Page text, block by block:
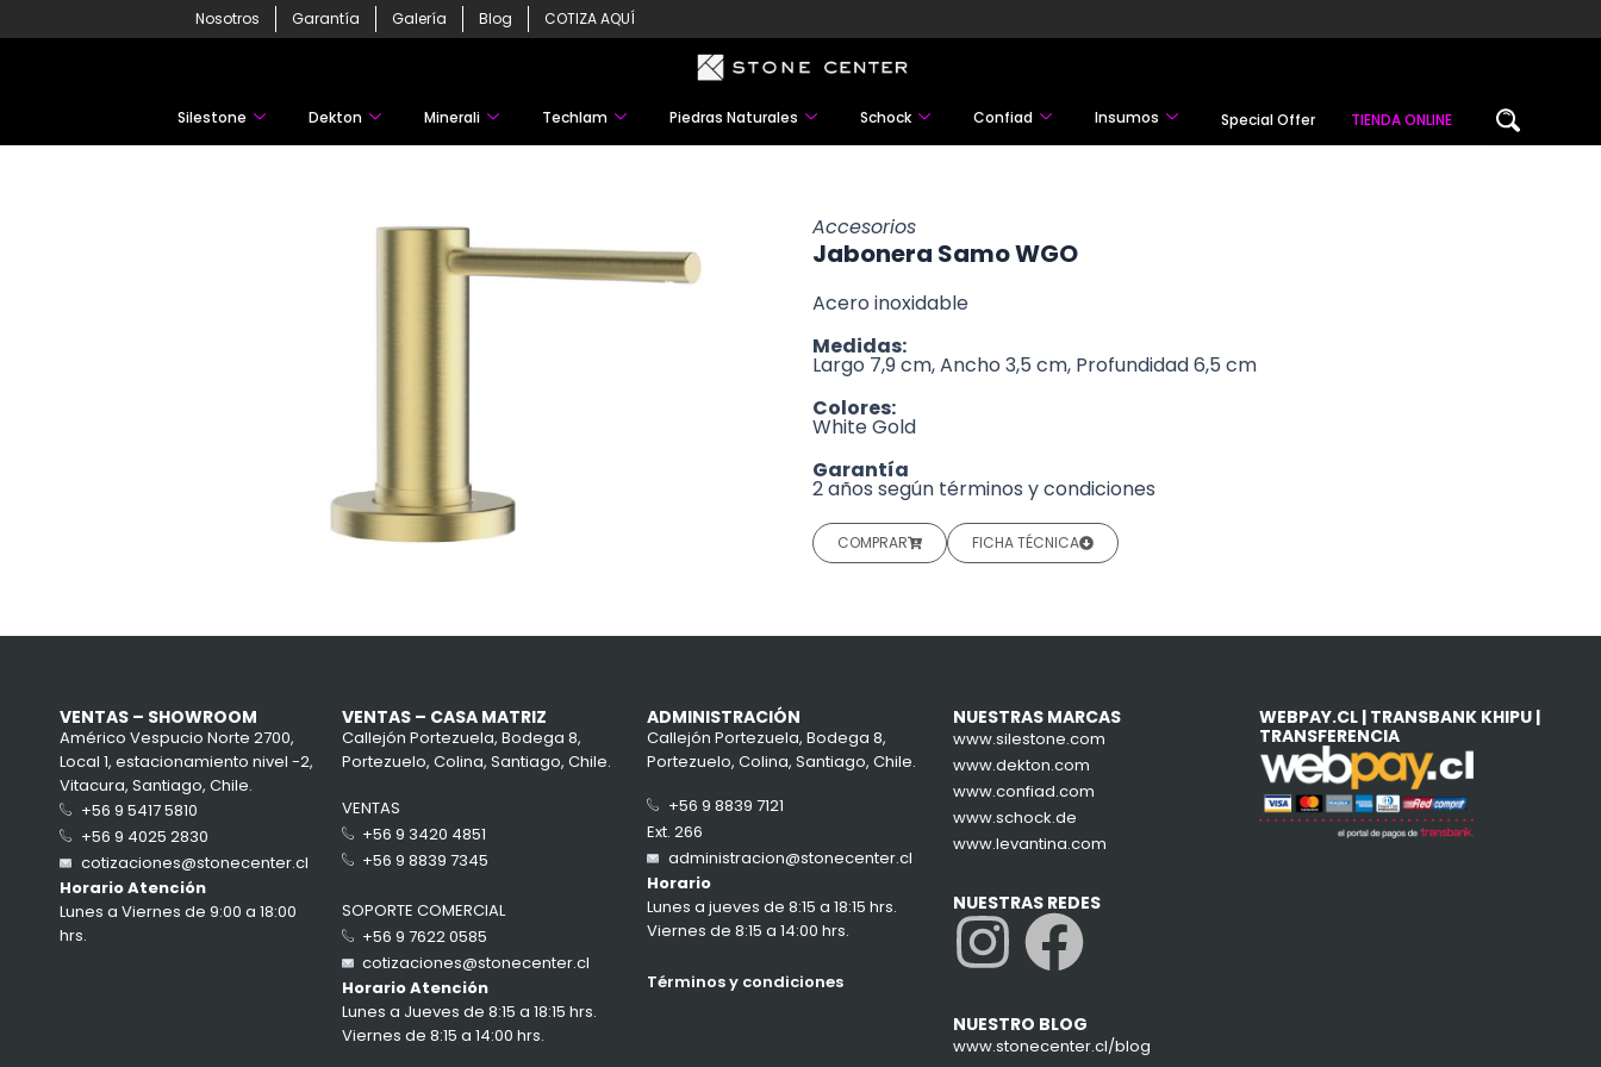
to
Nosotros Garantía Galería Blog COTIZA AQUÍ
Silestone Dekton Minerali Techlam Piedras Naturales Schock Confiad Insumos Special Offer TIENDA ONLINE
Accesorios
Jabonera Samo WGO
Acero inoxidable
Medidas:
Largo 7,9 cm, Ancho 3,5 cm, Profundidad 6,5 cm
Colores:
White Gold
Garantía
2 años según términos y condiciones
COMPRAR FICHA TÉCNICA
VENTAS – SHOWROOM
Américo Vespucio Norte 2700,
Local 1, estacionamiento nivel -2,
Vitacura, Santiago, Chile.
+56 9 5417 5810
+56 9 4025 2830
cotizaciones@stonecenter.cl
Horario Atención
Lunes a Viernes de 9:00 a 18:00
hrs.
VENTAS – CASA MATRIZ
Callejón Portezuela, Bodega 8,
Portezuelo, Colina, Santiago, Chile.
VENTAS
+56 9 3420 4851
+56 9 8839 7345
SOPORTE COMERCIAL
+56 9 7622 0585
cotizaciones@stonecenter.cl
Horario Atención
Lunes a Jueves de 8:15 a 18:15 hrs.
Viernes de 8:15 a 14:00 hrs.
ADMINISTRACIÓN
Callejón Portezuela, Bodega 8,
Portezuelo, Colina, Santiago, Chile.
+56 9 8839 7121
Ext. 266
administracion@stonecenter.cl
Horario
Lunes a jueves de 8:15 a 18:15 hrs.
Viernes de 8:15 a 14:00 hrs.
Términos y condiciones
NUESTRAS MARCAS
www.silestone.com
www.dekton.com
www.confiad.com
www.schock.de
www.levantina.com
NUESTRAS REDES
Instagram
Facebook
NUESTRO BLOG
www.stonecenter.cl/blog
WEBPAY.CL | TRANSBANK KHIPU |
TRANSFERENCIA